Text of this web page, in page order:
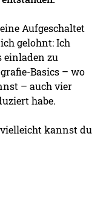
Aufgeschaltet
gelohnt: Ich
einladen zu
Basics – wo
– auch vier
habe.
kannst du